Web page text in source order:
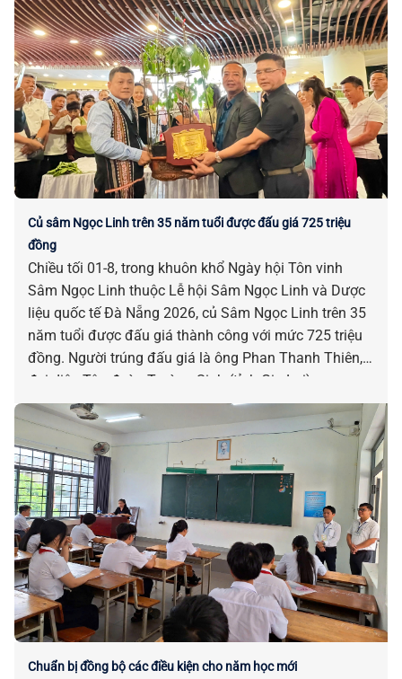
Củ sâm Ngọc Linh trên 35 năm tuổi được đấu giá 725 triệu
đồng
Chiều tối 01-8, trong khuôn khổ Ngày hội Tôn vinh
Sâm Ngọc Linh thuộc Lễ hội Sâm Ngọc Linh và Dược
liệu quốc tế Đà Nẵng 2026, củ Sâm Ngọc Linh trên 35
năm tuổi được đấu giá thành công với mức 725 triệu
đồng. Người trúng đấu giá là ông Phan Thanh Thiên,
đại diện Tập đoàn Trường Sinh (tỉnh Gia Lai).
Chuẩn bị đồng bộ các điều kiện cho năm học mới